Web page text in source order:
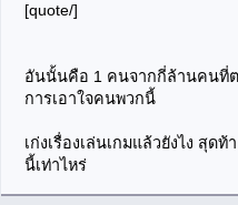
[quote/]
อันนั้นคือ 1 คนจากกี่ล้านคนที่ต
การเอาใจคนพวกนี้
เก่งเรื่องเล่นเกมแล้วยังไง สุ
นี้เท่าไหร่